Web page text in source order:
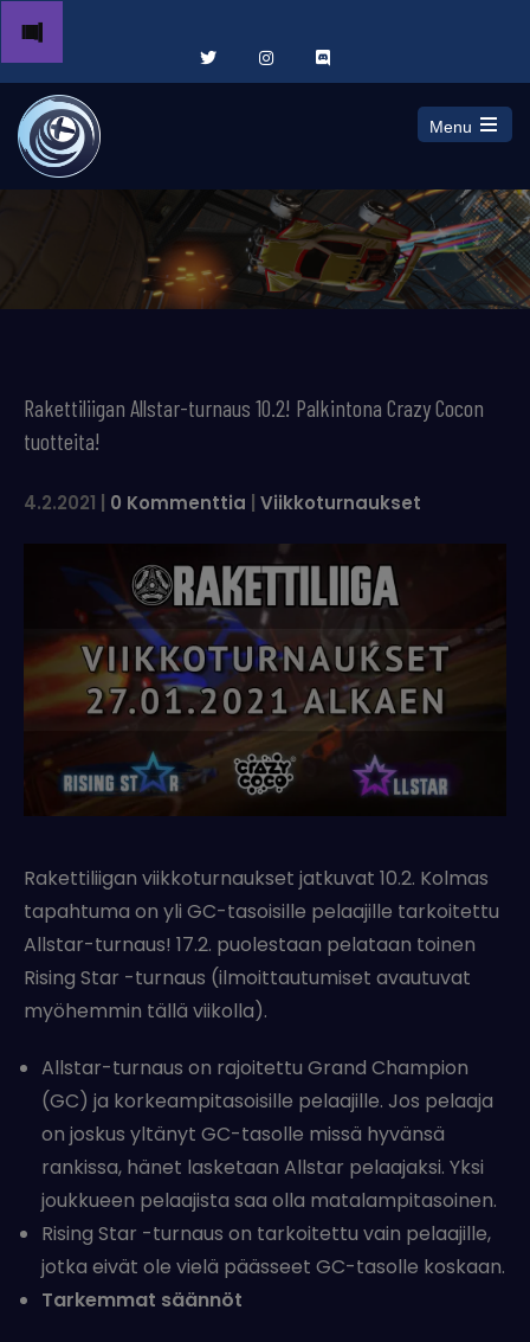
Menu
Open
menu
Rakettiliigan Allstar-turnaus 10.2! Palkintona Crazy Cocon
tuotteita!
4.2.2021 0 Kommenttia Viikkoturnaukset
Rakettiliigan viikkoturnaukset jatkuvat 10.2. Kolmas
tapahtuma on yli GC-tasoisille pelaajille tarkoitettu
Allstar-turnaus! 17.2. puolestaan pelataan toinen
Rising Star -turnaus (ilmoittautumiset avautuvat
myöhemmin tällä viikolla).
Allstar-turnaus on rajoitettu Grand Champion
(GC) ja korkeampitasoisille pelaajille. Jos pelaaja
on joskus yltänyt GC-tasolle missä hyvänsä
rankissa, hänet lasketaan Allstar pelaajaksi. Yksi
joukkueen pelaajista saa olla matalampitasoinen.
Rising Star -turnaus on tarkoitettu vain pelaajille,
jotka eivät ole vielä päässeet GC-tasolle koskaan.
Tarkemmat säännöt